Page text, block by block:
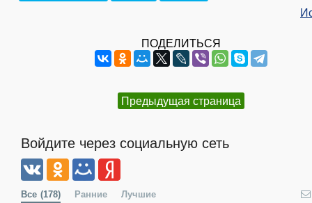
ПОДЕЛИТЬСЯ
Предыдущая страница
Войдите через социальную сеть
Все (178) Ранние Лучшие